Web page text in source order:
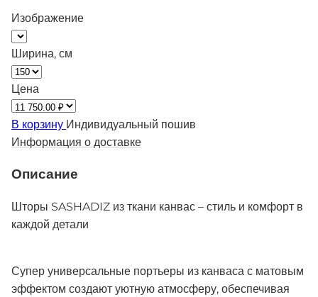
Изображение
Ширина, см
Цена
В корзину Индивидуальный пошив
Информация о доставке
Описание
Шторы SASHADIZ из ткани канвас – стиль и комфорт в
каждой детали
Супер универсальные портьеры из канваса с матовым
эффектом создают уютную атмосферу, обеспечивая